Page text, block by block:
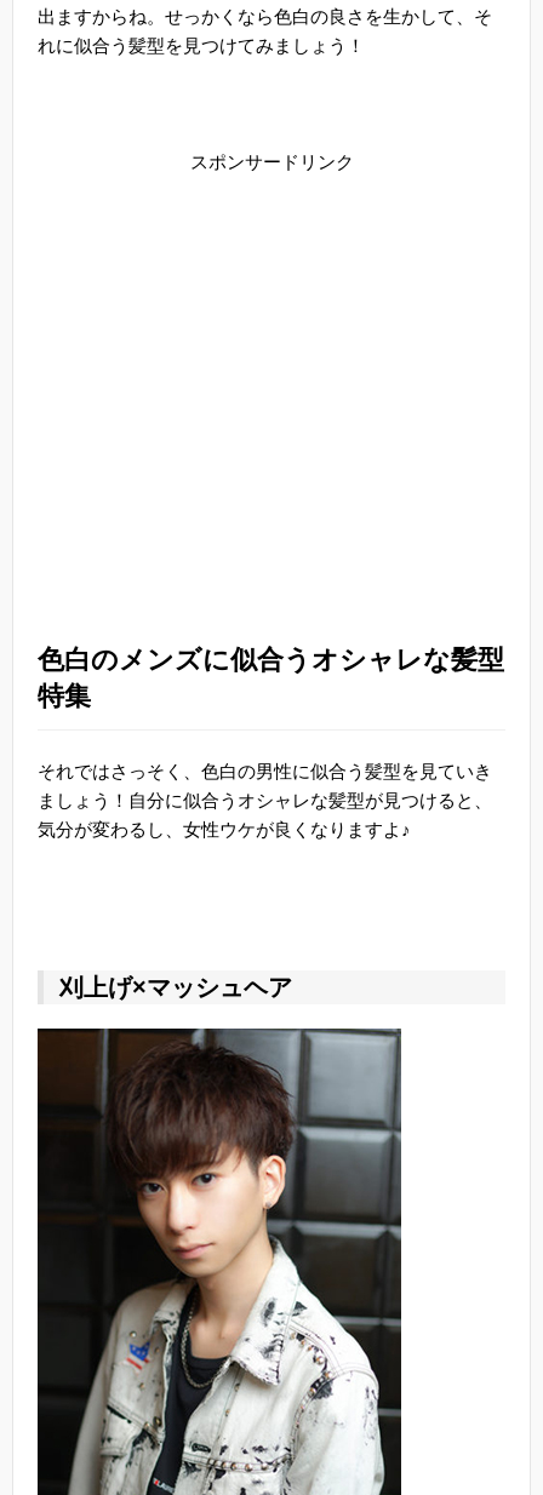
出ますからね。せっかくなら色白の良さを生かして、そ
れに似合う髪型を見つけてみましょう！
スポンサードリンク
色白のメンズに似合うオシャレな髪型
特集
それではさっそく、色白の男性に似合う髪型を見ていき
ましょう！自分に似合うオシャレな髪型が見つけると、
気分が変わるし、女性ウケが良くなりますよ♪
刈上げ×マッシュヘア